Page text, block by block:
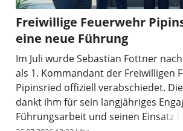
Freiwillige Feuerwehr
eine neue Führung
Im Juli wurde Sebastian Fottner
als 1. Kommandant der Freiwilligen
Pipinsried offiziell verabschiedet.
dankt ihm für sein langjähriges
Führungsarbeit und seinen Einsatz